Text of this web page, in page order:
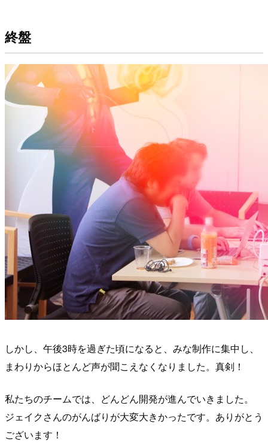
終盤
しかし、午後3時を過ぎた頃になると、みな制作に集中し、
まわりからほとんど声が聞こえなくなりました。真剣！
私たちのチームでは、どんどん開発が進んでいきました。
ジェイクさんのがんばりが大変大きかったです。ありがとう
ございます！